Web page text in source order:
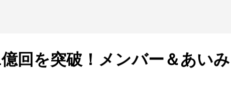
回を突破！メンバー＆あいみ